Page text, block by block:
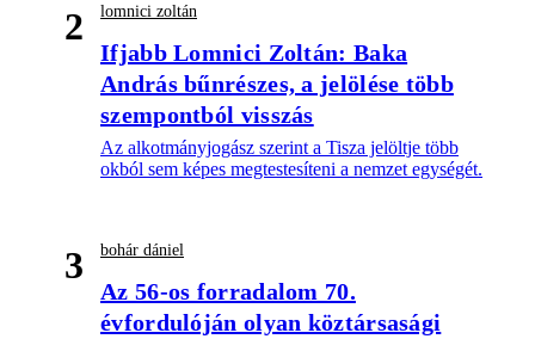
2 lomnici zoltán
Ifjabb Lomnici Zoltán: Baka
András bűnrészes, a jelölése több
szempontból visszás
Az alkotmányjogász szerint a Tisza jelöltje több
okból sem képes megtestesíteni a nemzet egységét.
3 bohár dániel
Az 56-os forradalom 70.
évfordulóján olyan köztársasági